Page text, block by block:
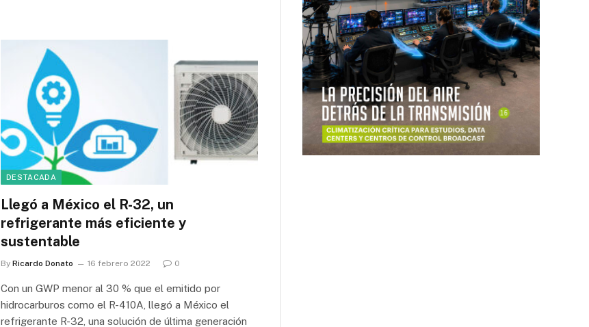
DESTACADA
Llegó a México el R-32, un
refrigerante más eficiente y
sustentable
By Ricardo Donato 16 febrero 2022 0
Con un GWP menor al 30 % que el emitido por
hidrocarburos como el R-410A, llegó a México el
refrigerante R-32, una solución de última generación